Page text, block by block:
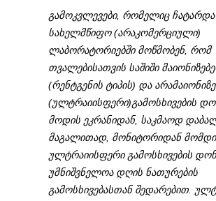
გამოკვლევები, რომელიც ჩატარდა
სახელმწიფო (არაკომერციული)
ლაბორატორიებში მოწმობენ, რომ
თვალებისათვის საშიში
(რენტგენის ტიპის) და
(ულტრაიისფერი)გამოსხივების
მოდის ეკრანიდან, საკმაოდ
მაგალითად, მონიტორიდან
ულტრაიისფერი გამოსხივების
უმნიშვნელოა დღის ნათურების
გამოსხივებასთან შედარებით.